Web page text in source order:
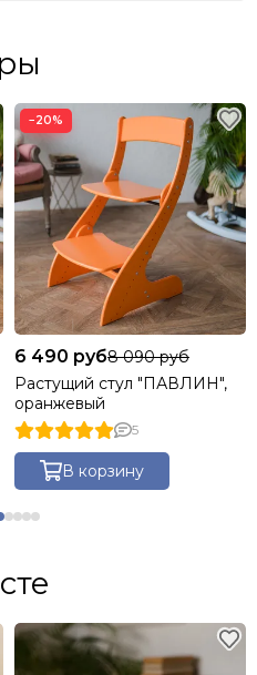
−20%
6 490 руб8 090 руб
Растущий стул "ПАВЛИН",
оранжевый
5
В корзину